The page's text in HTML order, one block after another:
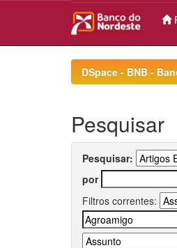
DSpace - BNB -
Pesquisar
Pesquisar:
por
Filtros correntes: